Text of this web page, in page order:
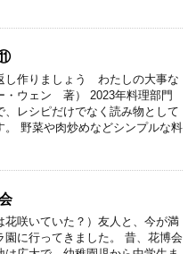
し作りましょう わたしの大事な
・ウェン 著） 2023年料理部門
、レシピだけでなく読み物として
。 野菜や肉炒めなどシンプルな料
花咲いていた？）友人と、今が満
園に行ってきました。 昔、花博会